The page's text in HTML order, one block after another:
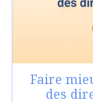
Faire
des